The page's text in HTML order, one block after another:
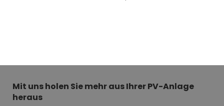
Mit uns holen Sie mehr aus Ihrer PV-Anlage
heraus